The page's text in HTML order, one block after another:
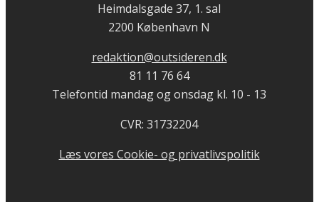
Heimdalsgade 37, 1. sal
2200 København N
redaktion@outsideren.dk
81 11 76 64
Telefontid mandag og onsdag kl. 10 - 13
CVR: 31732204
Læs vores Cookie- og privatlivspolitik